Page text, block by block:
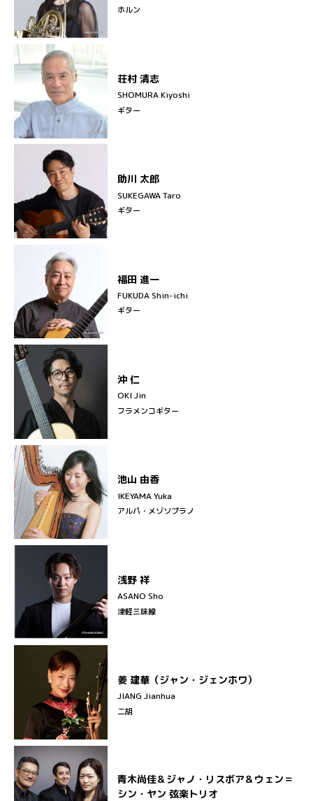
ホルン
荘村 清志
SHOMURA Kiyoshi
ギター
助川 太郎
SUKEGAWA Taro
ギター
福田 進一
FUKUDA Shin-ichi
ギター
沖 仁
OKI Jin
フラメンコギター
池山 由香
IKEYAMA Yuka
アルパ・メゾソプラノ
浅野 祥
ASANO Sho
津軽三味線
姜 建華（ジャン・ジェンホワ）
JIANG Jianhua
二胡
青木尚佳＆ジャノ・リスボア＆ウェン＝
シン・ヤン 弦楽トリオ